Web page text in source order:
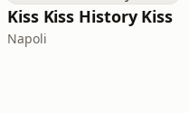
Kiss Kiss History Kiss
Napoli